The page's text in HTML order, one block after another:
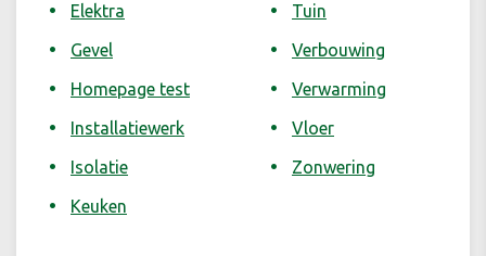
Elektra
Gevel
Homepage test
Installatiewerk
Isolatie
Keuken
Tuin
Verbouwing
Verwarming
Vloer
Zonwering